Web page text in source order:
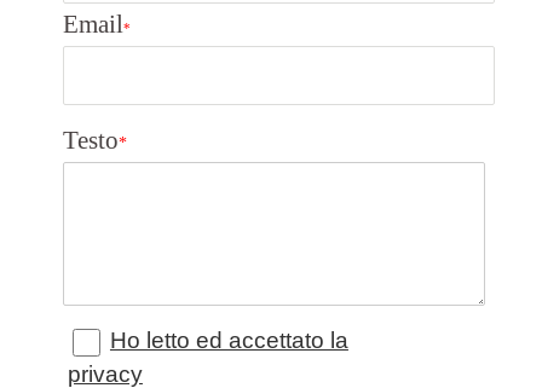
Email*
Testo*
Ho letto ed accettato la
privacy